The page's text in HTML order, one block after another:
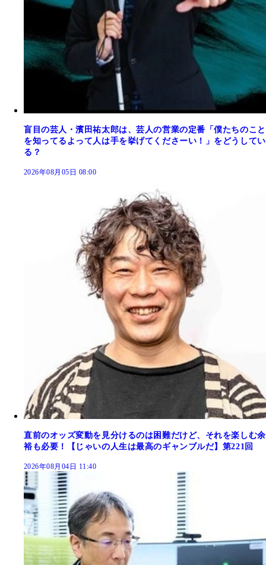
盲目の芸人・濱田祐太郎は、芸人の営業の定番「僕たちのこと
を知ってるよって人は手を挙げてくださーい！」をどうしてい
る？
2026年08月05日 08:00
直前のオッズ変動を見分けるのは困難だけど、それを楽しむ余
裕も必要！【じゃいの人生は最高のギャンブルだ】第221回
2026年08月04日 11:40